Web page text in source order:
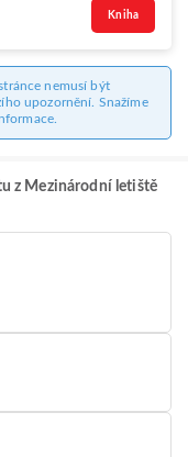
Kniha
nemusí být
upozornění. Snažíme
z Mezinárodní letiště